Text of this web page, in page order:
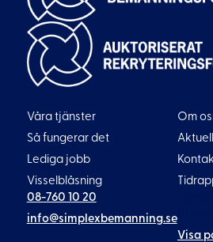
08-760 10 20
info@simplexbemanning.se
Visa
Våra tjänster
Så fungerar det
Lediga jobb
Visselblåsning
Om